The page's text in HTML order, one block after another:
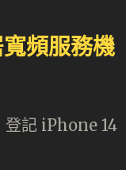
頻服務機
登記 iPhone 14